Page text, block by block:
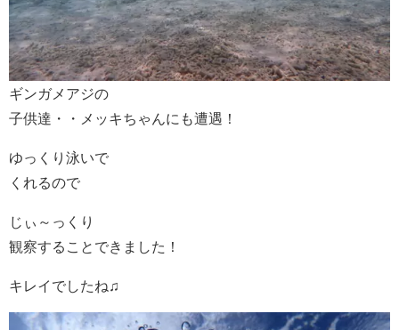
ギンガメアジの
子供達・・メッキちゃんにも遭遇！
ゆっくり泳いで
くれるので
じぃ～っくり
観察することできました！
キレイでしたね♫